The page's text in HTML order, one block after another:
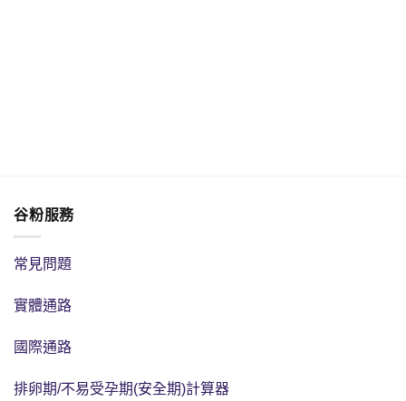
谷粉服務
常見問題
實體通路
國際通路
排卵期/不易受孕期(安全期)計算器